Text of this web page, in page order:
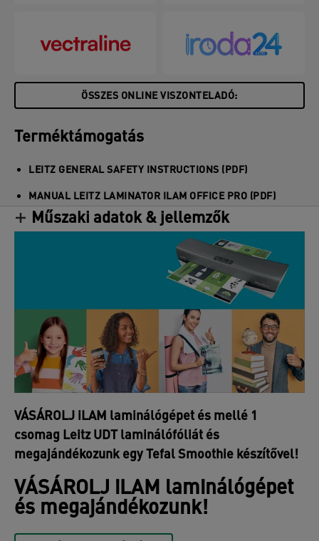
tökéletes igazítását SMART irányjelző LED-ek
segítik az elakadások elkerülése érdekében. Szürke
ÖSSZES ONLINE VISZONTELADÓ:
Terméktámogatás
LEITZ GENERAL SAFETY INSTRUCTIONS (PDF)
MANUAL LEITZ LAMINATOR ILAM OFFICE PRO (PDF)
Műszaki adatok & jellemzők
VÁSÁROLJ iLAM laminálógépet és mellé 1
csomag Leitz UDT laminálófóliát és
megajándékozunk egy Tefal Smoothie készítővel!
VÁSÁROLJ iLAM laminálógépet
és megajándékozunk!